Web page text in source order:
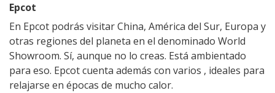
Epcot
En Epcot podrás visitar China, América del Sur, Europa y
otras regiones del planeta en el denominado World
Showroom. Sí, aunque no lo creas. Está ambientado
para eso. Epcot cuenta además con varios , ideales para
relajarse en épocas de mucho calor.